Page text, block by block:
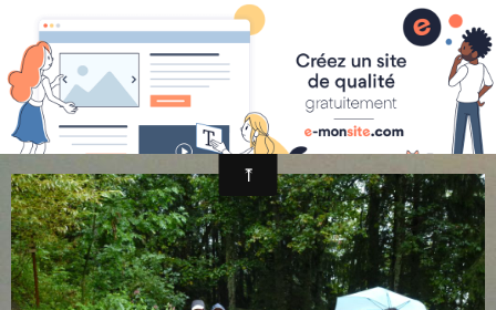
randonnée et découverte nature
P1050135